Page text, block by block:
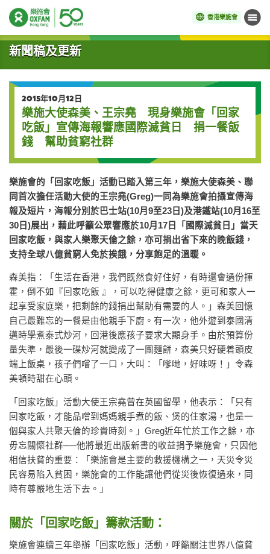
香港樂施會 目錄
開始主要內容
新聞稿及更新
2015年10月12日
樂施大使森美、王宗堯 現身樂施會「回家
吃飯」宣傳海報響應國際滅貧日 捐一餐飯
錢 幫助貧窮社群
樂施會的「回家吃飯」活動已踏入第三年，樂施大使森美、聯
同首次擔任活動大使的王宗堯(Greg)一同為樂施會拍攝宣傳海
報及短片，海報分別於巴士站(10月9至23日)及港鐵站(10月16至
30日)展出，藉此呼籲公眾響應於10月17日「國際滅貧日」當天
回家吃飯，與家人樂聚天倫之餘，亦可捐出省下來的晚飯錢，
支持全球八億貧窮人免於挨餓，分享飽足的溫暖。
森美指：「生活在香港，我們既然食好住好，有時還會過份揮
霍，倒不如『回家吃飯 』，可以吃得健康之餘，更可和家人一
起享受家庭樂，把剩餘的錢捐出幫助有需要的人。」森美回憶
自己最難忘的一餐是由他親手下廚。有一次，他外遊到泰國清
邁時學煮泰式炒河，回港後應孩子要求大顯身手。由於預算份
量失準，最後一碟炒河就變成了一團麵餅，森美只好硬着頭皮
端上飯桌，孩子們嚐了一口，大叫：「嗲哋，好味呀！」令森
美頓時甜在心頭。
「回家吃飯」活動大使王宗堯曾在英國留學，他表示：「只有
回家吃飯，才能品嚐到媽媽親手煮的飯、煲的住家湯，也是一
個與家人共聚天倫的珍貴時刻。」Greg近年忙於工作之餘，亦
毋忘關懷社群──他將最近出版新書的收益捐予樂施會，只因他
相信扶貧的重要：「樂施會是主要的救援機構之一，天災令災
民容易陷入貧困，樂施會的工作能讓他們從災後恢復過來，同
時有尊嚴地生活下去。」
關於「回家吃飯」籌款活動：
樂施會連續三年舉辦「回家吃飯」活動，呼籲關注世界八億貧